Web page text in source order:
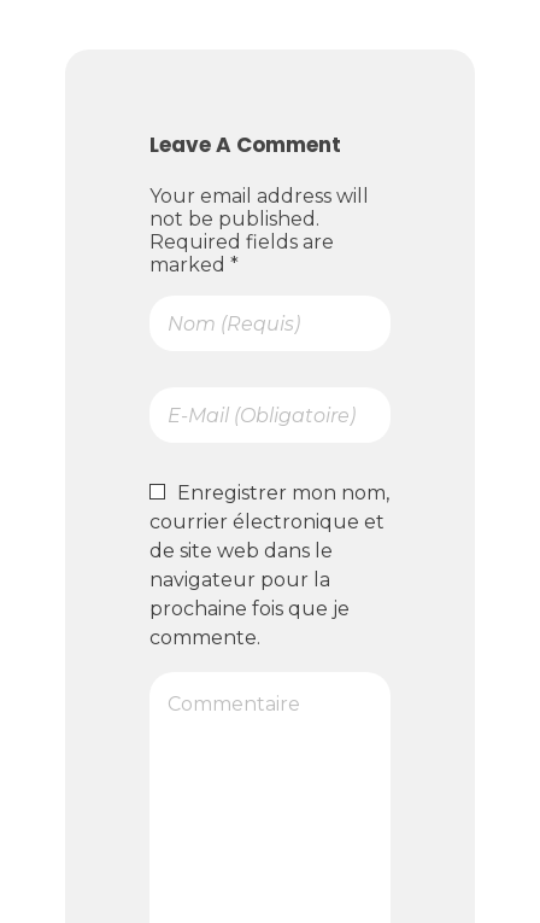
Leave A Comment
Your email address will
not be published.
Required fields are
marked *
Enregistrer mon nom,
courrier électronique et
de site web dans le
navigateur pour la
prochaine fois que je
commente.